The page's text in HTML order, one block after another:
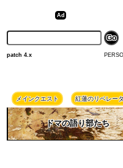
patch 4.x
メインクエスト 紅蓮のリベレー
ドマの語り部たち